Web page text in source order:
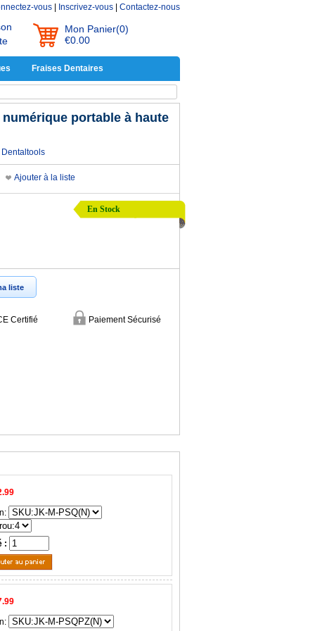
vous Inscrivez-vous Contactez-nous
Mon Panier(0)
€0.00
Fraises Dentaires
portable à haute
Dentaltools
Ajouter à la liste
En Stock
liste
Certifié Paiement Sécurisé
: